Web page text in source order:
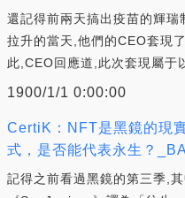
還記得前兩天搞出疫苗的輝
拉升的當天,他們的CEO套現
此,CEO回應道,此次套現屬于
1900/1/1 0:00:00
CertiK：NFT是黑鏡的現
式，是否能代表永生？
記得之前看過黑鏡的第三季,